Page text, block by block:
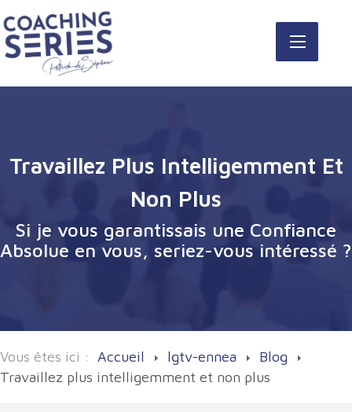
Travaillez Plus Intelligemment Et
Non Plus
Si je vous garantissais une Confiance
Absolue en vous, seriez-vous intéressé ?
Vous êtes ici : Accueil lgtv-ennea
Blog
Travaillez plus intelligemment et non plus